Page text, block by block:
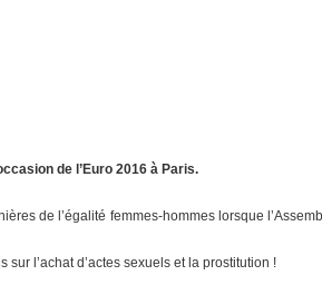
de l’Euro 2016 à Paris.
de l’égalité femmes-hommes lorsque
l’achat d’actes sexuels et la prostitution !